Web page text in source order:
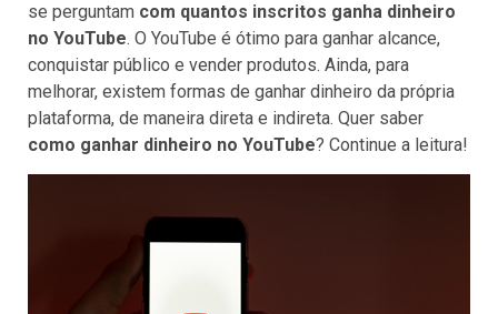
se perguntam com quantos inscritos ganha dinheiro
no YouTube. O YouTube é ótimo para ganhar alcance,
conquistar público e vender produtos. Ainda, para
melhorar, existem formas de ganhar dinheiro da própria
plataforma, de maneira direta e indireta. Quer saber
como ganhar dinheiro no YouTube? Continue a leitura!